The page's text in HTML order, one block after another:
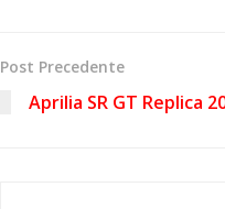
Post Precedente
Aprilia SR GT Replica